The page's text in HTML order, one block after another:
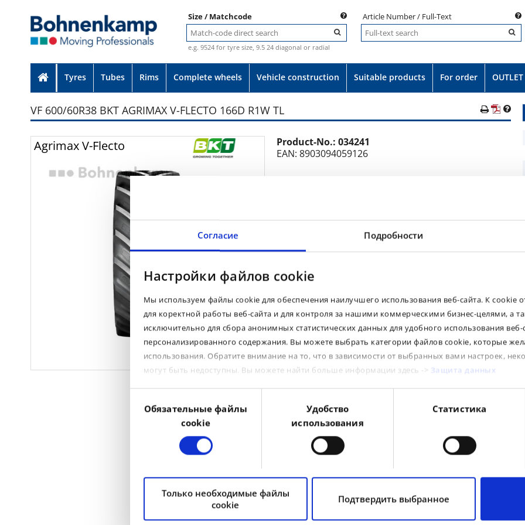
Согласие Подробности
Настройки файлов cookie
Мы используем файлы cookie для обеспечения наилучшего использования веб-сайта. К cookie
для коректной работы веб-сайта и для контроля за нашими коммерческими бизнес-целями, а
исключительно для сбора анонимных статистических данных для удобного использования
персонализированного содержания. Вы можете выбрать категории файлов cookie, которые
использования. Обратите внимание на то, что в зависимости от выбранных вами настроек,
могут быть недоступны. Вы можете найти больше информации здесь -> Защита данных
согласия
Обязательные файлы
cookie
Удобство
использования
Статистика
Только необходимые файлы
cookie
Подтвердить выбранное
Article Number / Full-Text
Size / Matchcode
e.g. 9524 for tyre size, 9.5 24 diagonal or radial
Tyres Tubes Rims Complete wheels Vehicle construction Suitable products For order OUTLET
VF 600/60R38 BKT AGRIMAX V-FLECTO 166D R1W TL
Agrimax V-Flecto Photo provided without guarantee Product-No.: 034241
EAN: 8903094059126
Dear Clients! If you see a "0" in the stock column
for the product you need, please contact our
sales office. Perhaps the goods are on their way
and will arrive at our warehouses in the near
future, or we will be able to bring them from
Suitable products
tyre rim